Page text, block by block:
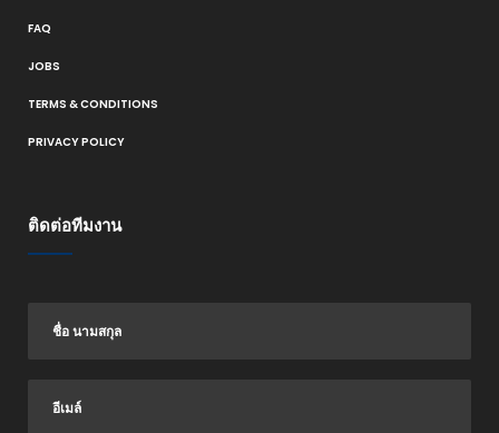
FAQ
JOBS
TERMS & CONDITIONS
PRIVACY POLICY
ติดต่อทีมงาน